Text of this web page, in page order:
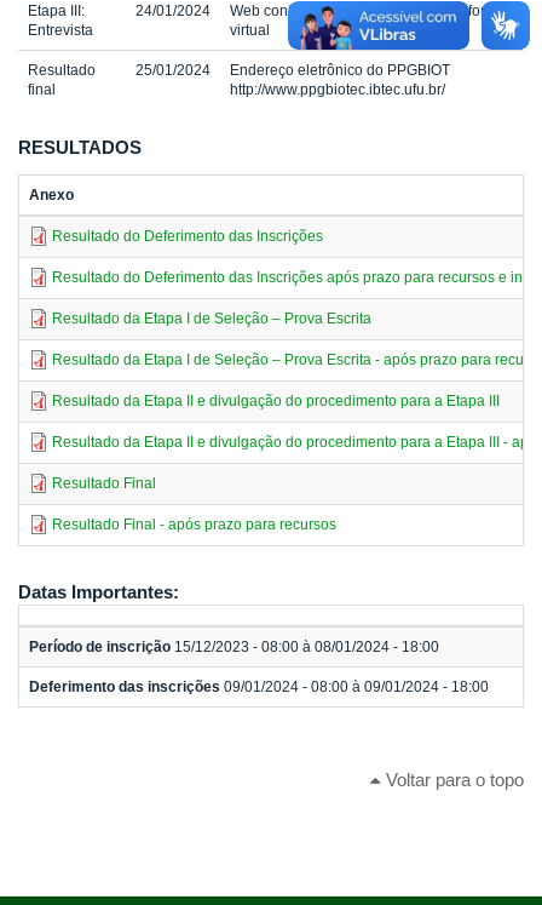
Etapa III:
Entrevista
24/01/2024
Web conferência realizada por plataforma
virtual
Resultado
final
25/01/2024
Endereço eletrônico do PPGBIOT
http://www.ppgbiotec.ibtec.ufu.br/
RESULTADOS
Anexo
Resultado do Deferimento das Inscrições
Resultado do Deferimento das Inscrições após prazo para recursos e
Resultado da Etapa I de Seleção – Prova Escrita
Resultado da Etapa I de Seleção – Prova Escrita - após prazo para
Resultado da Etapa II e divulgação do procedimento para a Etapa III
Resultado da Etapa II e divulgação do procedimento para a Etapa III -
Resultado Final
Resultado Final - após prazo para recursos
Datas Importantes:
Período de inscrição 15/12/2023 - 08:00 à 08/01/2024 - 18:00
Deferimento das inscrições 09/01/2024 - 08:00 à 09/01/2024 - 18:00
Voltar para o topo